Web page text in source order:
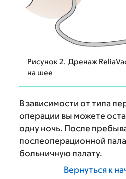
Рисунок 2. Дренаж
на шее
В зависимости от типа
операции вы можете
одну ночь. После
послеоперационной
больничную палату.
Вернуться к